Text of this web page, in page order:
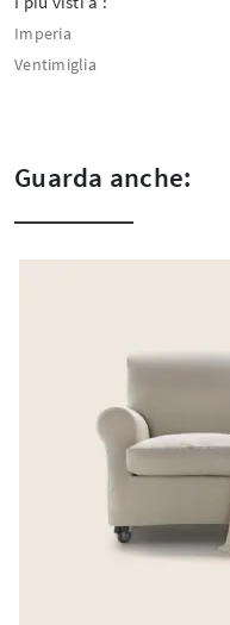
Imperia
Ventimiglia
Guarda anche: